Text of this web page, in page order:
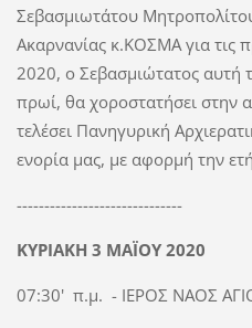
Σεβασμιωτάτου
Ακαρνανίας κ.ΚΟΣΜΑ για τις
2020, ο Σεβασμιώτατος αυτή
πρωί, θα χοροστατήσει στην
τελέσει Πανηγυρική
ενορία μας, με αφορμή την
------------------------------
ΚΥΡΙΑΚΗ 3 ΜΑΪΟΥ 2020
07:30' π.μ. - ΙΕΡΟΣ ΝΑΟΣ